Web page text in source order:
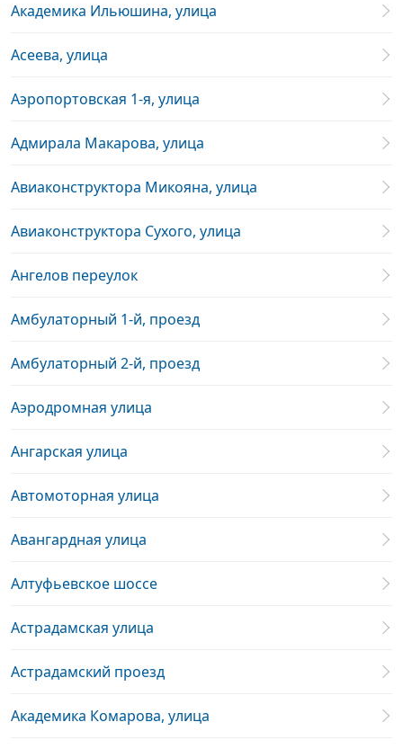
Академика Ильюшина, улица
Асеева, улица
Аэропортовская 1-я, улица
Адмирала Макарова, улица
Авиаконструктора Микояна, улица
Авиаконструктора Сухого, улица
Ангелов переулок
Амбулаторный 1-й, проезд
Амбулаторный 2-й, проезд
Аэродромная улица
Ангарская улица
Автомоторная улица
Авангардная улица
Алтуфьевское шоссе
Астрадамская улица
Астрадамский проезд
Академика Комарова, улица